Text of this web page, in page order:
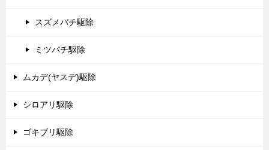
スズメバチ駆除
ミツバチ駆除
ムカデ(ヤスデ)駆除
シロアリ駆除
ゴキブリ駆除